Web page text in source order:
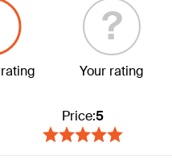
?
Your rating
Price:5